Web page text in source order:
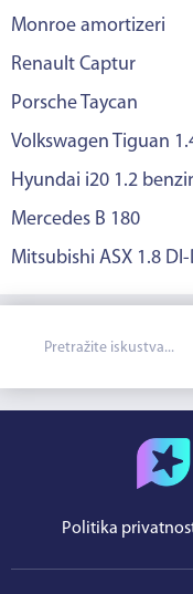
Monroe amortizeri
Renault Captur
Porsche Taycan
Volkswagen Tiguan
Hyundai i20 1.2
Mercedes B 180
Mitsubishi ASX 1.8
Politika